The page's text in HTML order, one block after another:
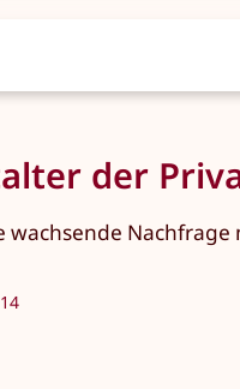
der
wachsende